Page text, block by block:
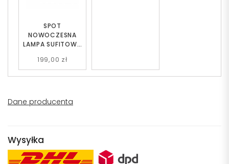
SPOT
NOWOCZESNA
LAMPA SUFITOWA
199,00 zł
Dane producenta
Wysyłka